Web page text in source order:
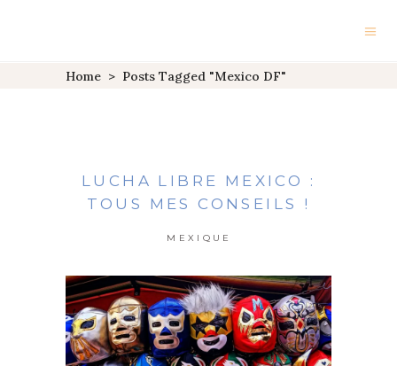
Home > Posts Tagged "Mexico DF"
LUCHA LIBRE MEXICO :
TOUS MES CONSEILS !
MEXIQUE